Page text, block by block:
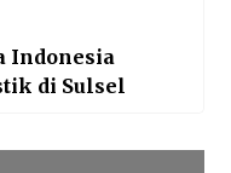
Indonesia
di Sulsel